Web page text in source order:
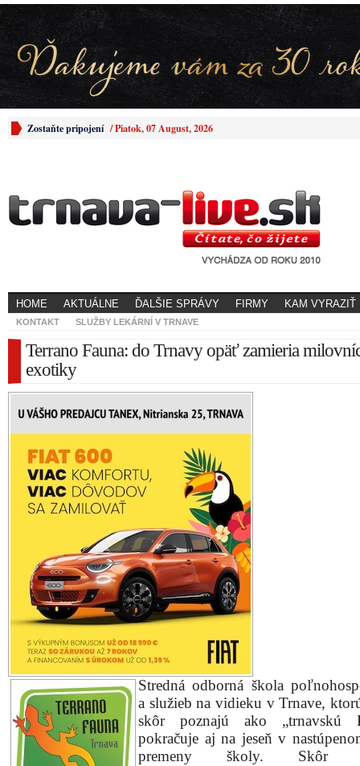
Zostaňte pripojení /Piatok, 07 August, 2026
HOME AKTUÁLNE ĎALŠIE SPRÁVY FIRMY KAM VYRAZIŤ
KONTAKT SLUŽBY LEKÁRNÍ V TRNAVE
Terrano Fauna: do Trnavy opäť zamieria
exotiky
Stredná odborná škola
a služieb na vidieku v Trnave,
skôr poznajú ako „trnavskú
pokračuje aj na jeseň v
premeny školy. Skôr
poľnohospodárske odbory
nahrádzajú pre študentov
napríklad tento školský rok
záujemcovia vzdelávať v študijnom odborne
V príprave je taktiež atraktívny odbor
cudzokrajných zvierat.
Netradičným miláčikom sa študenti venujú v
krúžku školy, ktorý pracuje viac ako 10 rokov.
zorganizovať svoje vlastné chovateľské podujatie
medzi študentami pri návštevách podobných
i v zahraničí. Od myšlienky k realizácii nebolo
organizácie sa ujal Mgr. Martin Broniš a so skupinou
chovateteľov pripravujú dvakrát ročne akvaristicko-
burzu TERRANO FAUNA Trnava, ktorá je jedným z
chovateľských podujatí na Slovensku.